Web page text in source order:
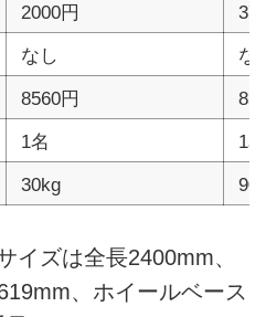
2000円
なし
な
8560円
1名
1名
30kg
イズは全長2400mm、
、ホイールベース